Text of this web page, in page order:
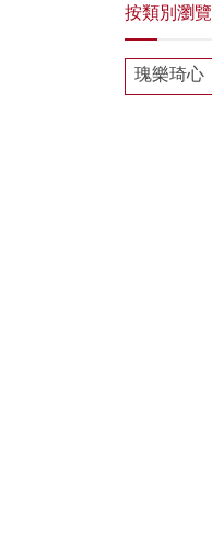
按類別瀏覽
瑰樂琦心